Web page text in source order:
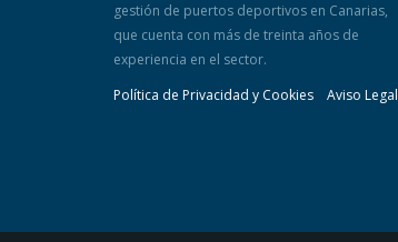
gestión de puertos deportivos en Canarias,
que cuenta con más de treinta años de
experiencia en el sector.
Política de Privacidad y Cookies
Aviso Legal